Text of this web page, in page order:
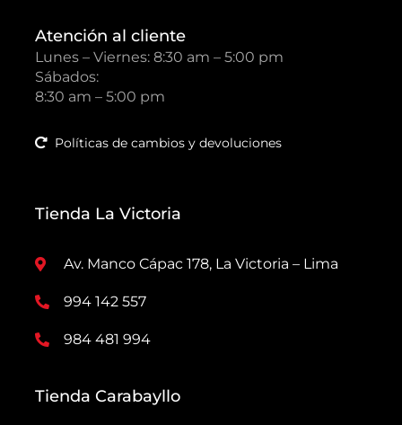
Atención al cliente
Lunes – Viernes: 8:30 am – 5:00 pm
Sábados:
8:30 am – 5:00 pm
Políticas de cambios y devoluciones
Tienda La Victoria
Av. Manco Cápac 178, La Victoria – Lima
994 142 557
984 481 994
Tienda Carabayllo